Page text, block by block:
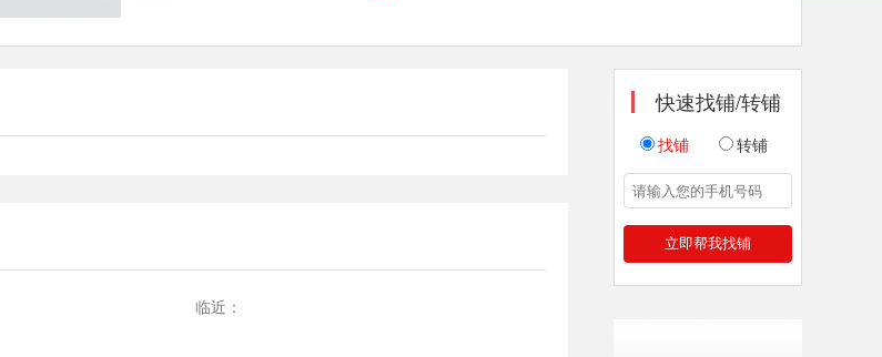
临近：
快速找铺/转铺
找铺 转铺